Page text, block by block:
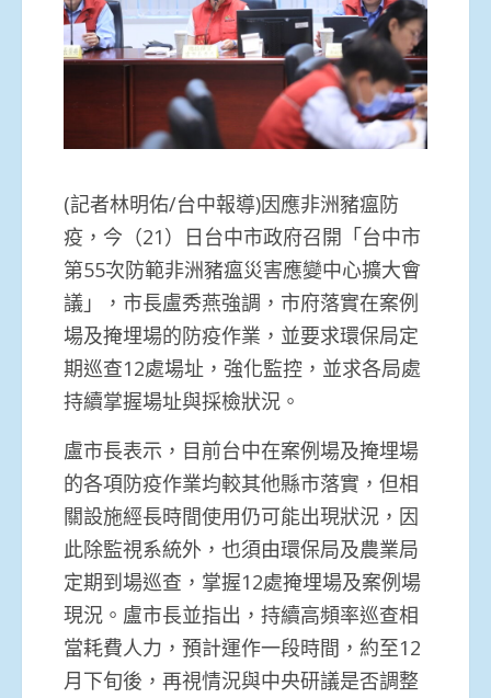
(記者林明佑/台中報導)因應非洲豬瘟防
疫，今（21）日台中市政府召開「台中市
第55次防範非洲豬瘟災害應變中心擴大會
議」，市長盧秀燕強調，市府落實在案例
場及掩埋場的防疫作業，並要求環保局定
期巡查12處場址，強化監控，並求各局處
持續掌握場址與採檢狀況。
盧市長表示，目前台中在案例場及掩埋場
的各項防疫作業均較其他縣市落實，但相
關設施經長時間使用仍可能出現狀況，因
此除監視系統外，也須由環保局及農業局
定期到場巡查，掌握12處掩埋場及案例場
現況。盧市長並指出，持續高頻率巡查相
當耗費人力，預計運作一段時間，約至12
月下旬後，再視情況與中央研議是否調整